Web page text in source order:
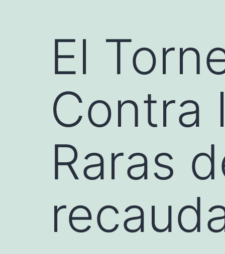
El
Contra
Raras